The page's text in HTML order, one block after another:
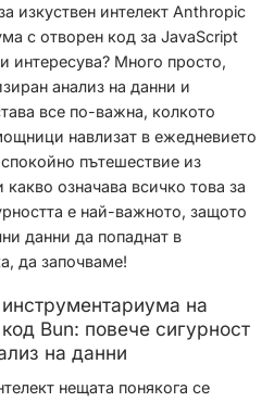
изкуствен интелект Anthropic
с отворен код за JavaScript
интересува? Много просто,
анализ на данни и
все по-важна, колкото
навлизат в ежедневието
пътешествие из
означава всичко това за
е най-важното, защото
данни да попаднат в
да започваме!
на
Bun: повече сигурност
на данни
нещата понякога се